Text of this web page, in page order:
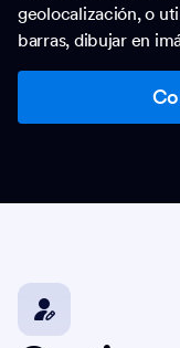
geolocalización, o
barras, dibujar en